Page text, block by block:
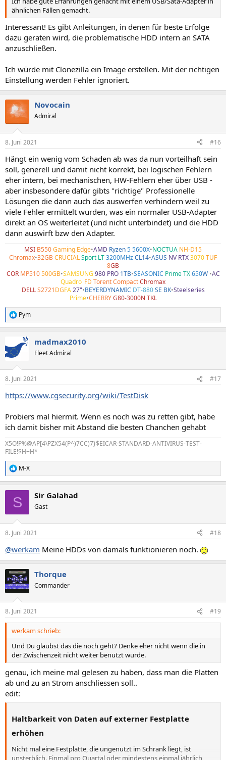
ähnlichen Fällen gemacht.
Interessant! Es gibt Anleitungen, in denen für beste Erfolge
dazu geraten wird, die problematische HDD intern an SATA
anzuschließen.
Ich würde mit Clonezilla ein Image erstellen. Mit der richtigen
Einstellung werden Fehler ignoriert.
Novocain
Admiral
8. Juni 2021 #16
Hängt ein wenig vom Schaden ab was da nun vorteilhaft sein
soll, generell und damit nicht korrekt, bei logischen Fehlern
eher intern, bei mechanischen, HW-Fehlern eher über USB -
aber insbesondere dafür gibts "richtige" Professionelle
Lösungen die dann auch das auswerfen verhindern weil zu
viele Fehler ermittelt wurden, was ein normaler USB-Adapter
direkt an OS weiterleitet (und nicht unterbindet) und die HDD
dann auswirft bzw den Adapter.
MSI B550Gaming Edge•AMD Ryzen5 5600X•NOCTUA NH-D15
Chromax•32GBCRUCIALSport LT3200MHzCL14•ASUS NV RTX3070TUF
8GB
COR MP510 500GB•SAMSUNG 980 PRO 1TB•SEASONIC Prime TX 650W•AC
Quadro FD Torent CompactChromax
DELL S2721DGFA 27"•BEYERDYNAMIC DT-880SE BK•Steelseries
Prime•CHERRY G80-3000N TKL
R
e
t
i
e
:
Pym
madmax2010
Fleet Admiral
8. Juni 2021 #17
https://www.cgsecurity.org/wiki/TestDisk
Probiers mal hiermit. Wenn es noch was zu retten gibt, habe
ich damit bisher mit Abstand die besten Chanchen gehabt
X5O!P%@AP[4\PZX54(P^)7CC)7}$EICAR-STANDARD-ANTIVIRUS-TEST-
FILE!$H+H*
R
e
e
:
M-X
S Sir Galahad
Gast
8. Juni 2021 #18
@werkam Meine HDDs von damals funktionieren noch.
Thorque
Commander
8. Juni 2021 #19
werkam schrieb:
Und Du glaubst das die noch geht? Denke eher nicht wenn die in
der Zwischenzeit nicht weiter benutzt wurde.
genau, ich meine mal gelesen zu haben, dass man die Platten
ab und zu an Strom anschliessen soll..
edit:
Haltbarkeit von Daten auf externer Festplatte
erhöhen
Nicht mal eine Festplatte, die ungenutzt im Schrank liegt, ist
unsterblich. Einmal pro Quartal oder mindestens einmal jährlich